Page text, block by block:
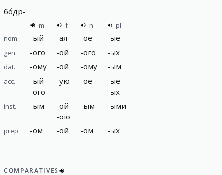
бо́др-
m f n
pl
nom.
-ый -ая -ое -ые
gen. -ого -ой -ого -ых
dat. -ому -ой -ому -ым
acc. -ый
-ого
-ую -ое -ые
-ых
inst. -ым -ой
-ою
-ым -ыми
prep. -ом -ой -ом -ых
COMPARATIVES